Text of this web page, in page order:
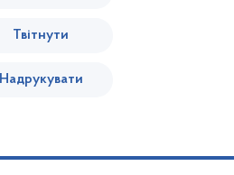
Твітнути
Надрукувати